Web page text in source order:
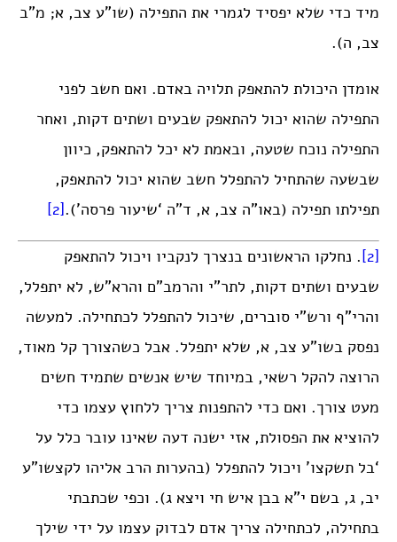
מיד כדי שלא יפסיד לגמרי את התפילה (שו”ע צב, א; מ”ב
צב, ה).
אומדן היכולת להתאפק תלויה באדם. ואם חשב לפני
התפילה שהוא יכול להתאפק שבעים ושתים דקות, ואחר
התפילה נוכח שטעה, ובאמת לא יכל להתאפק, כיוון
שבשעה שהתחיל להתפלל חשב שהוא יכול להתאפק,
תפילתו תפילה (באו”ה צב, א, ד”ה ‘שיעור פרסה’).[2]
[2]
. נחלקו הראשונים בנצרך לנקביו ויכול להתאפק
שבעים ושתים דקות, לתר”י והרמב”ם והרא”ש, לא יתפלל,
והרי”ף ורש”י סוברים, שיכול להתפלל לכתחילה. למעשה
נפסק בשו”ע צב, א, שלא יתפלל. אבל כשהצורך קל מאוד,
הרוצה להקל רשאי, במיוחד שיש אנשים שתמיד חשים
מעט צורך. ואם כדי להתפנות צריך ללחוץ עצמו כדי
להוציא את הפסולת, אזי ישנה דעה שאינו עובר כלל על
‘בל תשקצו’ ויכול להתפלל (בהערות הרב אליהו לקצשו”ע
יב, ג, בשם י”א בבן איש חי ויצא ג). וכפי שכתבתי
בתחילה, לכתחילה צריך אדם לבדוק עצמו על ידי שילך